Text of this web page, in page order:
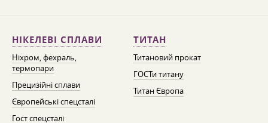
НІКЕЛЕВІ СПЛАВИ
Ніхром, фехраль,
термопари
Прецизійні сплави
Європейські спецсталі
Гост спецсталі
ТИТАН
Титановий прокат
ГОСТи титану
Титан Європа